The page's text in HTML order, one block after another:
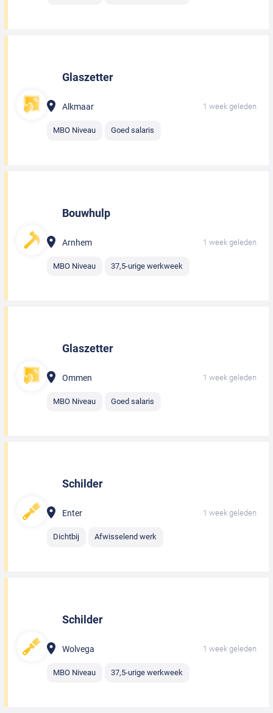
Glaszetter
Alkmaar 1 week geleden
MBO Niveau Goed salaris
Bouwhulp
Arnhem 1 week geleden
MBO Niveau 37,5-urige werkweek
Glaszetter
Ommen 1 week geleden
MBO Niveau Goed salaris
Schilder
Enter 1 week geleden
Dichtbij Afwisselend werk
Schilder
Wolvega 1 week geleden
MBO Niveau 37,5-urige werkweek